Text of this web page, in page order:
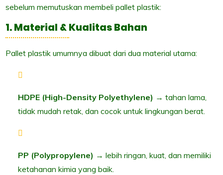
sebelum memutuskan membeli pallet plastik:
1. Material & Kualitas Bahan
Pallet plastik umumnya dibuat dari dua material utama:
HDPE (High-Density Polyethylene) → tahan lama,
tidak mudah retak, dan cocok untuk lingkungan berat.
PP (Polypropylene) → lebih ringan, kuat, dan memiliki
ketahanan kimia yang baik.